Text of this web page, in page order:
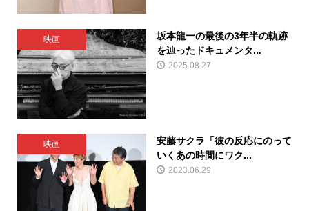
映画
坂本龍一の最後の3年半の軌跡
を辿ったドキュメンタ...
2025.08.27
映画
安藤サクラ「彼の反応にのって
いくあの時間にワク...
2023.06.29